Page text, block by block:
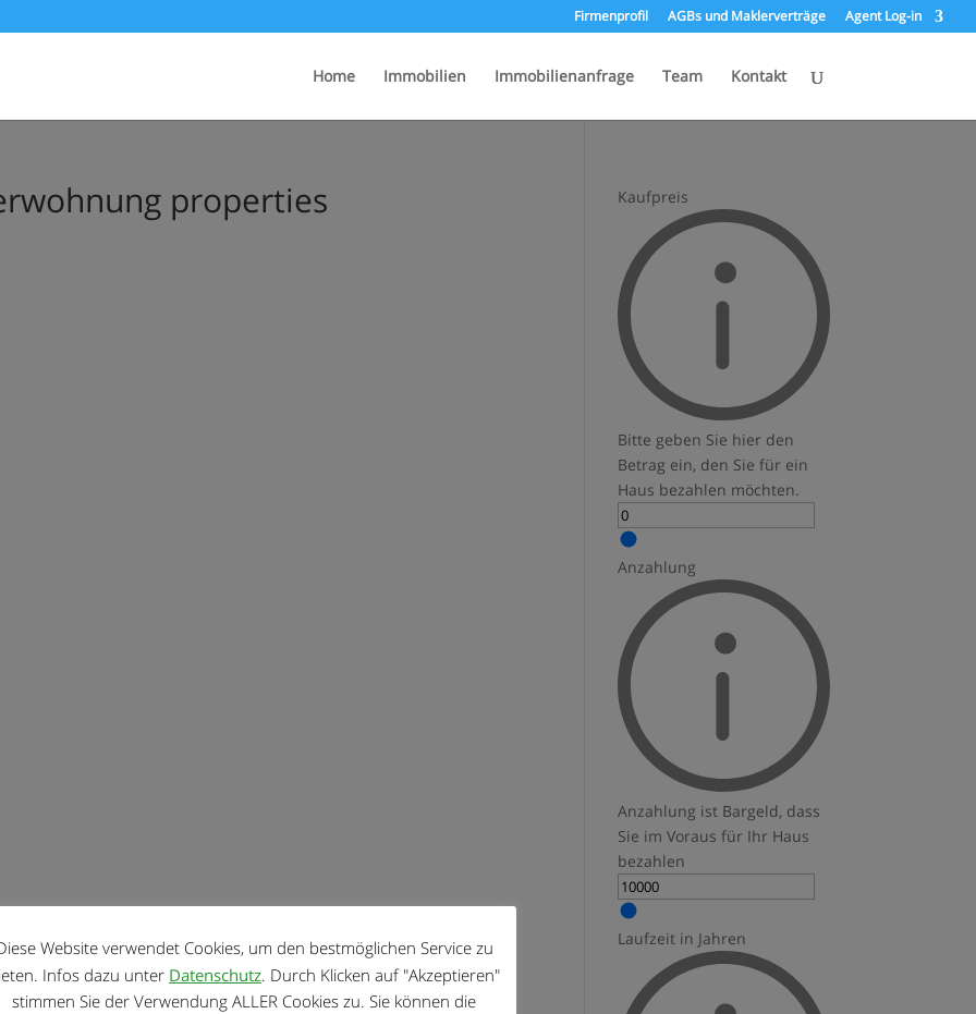
Firmenprofil AGBs und Maklerverträge Agent Log-in
Home Immobilien Immobilienanfrage Team Kontakt
properties Kaufpreis
Bitte geben Sie hier den
Betrag ein, den Sie für ein
Haus bezahlen möchten.
Anzahlung
Anzahlung ist Bargeld, dass
Sie im Voraus für Ihr Haus
bezahlen
Laufzeit in Jahren
Website verwendet Cookies, um den bestmöglichen Service zu
Infos dazu unter Datenschutz. Durch Klicken auf "Akzeptieren"
stimmen Sie der Verwendung ALLER Cookies zu. Sie können die